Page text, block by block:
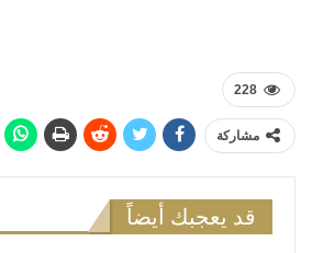
228
مشاركة
قد يعجبك أيضاً